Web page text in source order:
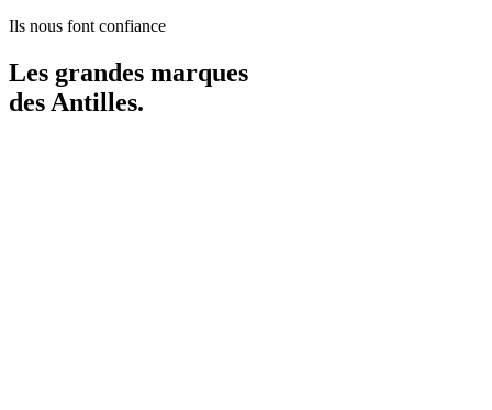
Ils nous font confiance
Les grandes marques
des Antilles.